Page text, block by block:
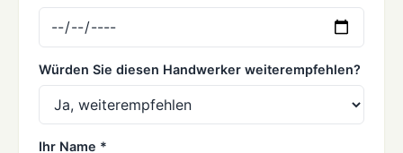
Würden Sie diesen Handwerker weiterempfehlen?
Ihr Name *